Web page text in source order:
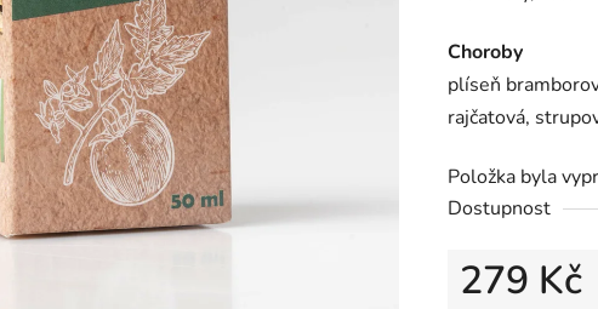
Choroby
plíseň
rajčatová,
Položka byla
Dostupnost
279 Kč